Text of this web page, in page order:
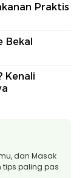
Praktis
Bekal
Kenali
dan Masak
tips paling pas